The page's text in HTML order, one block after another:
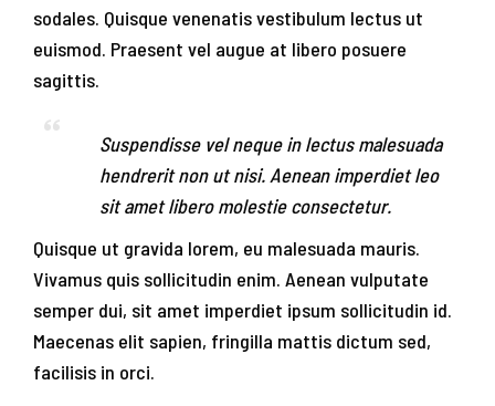
sodales. Quisque venenatis vestibulum lectus ut
euismod. Praesent vel augue at libero posuere
sagittis.
Suspendisse vel neque in lectus malesuada
hendrerit non ut nisi. Aenean imperdiet leo
sit amet libero molestie consectetur.
Quisque ut gravida lorem, eu malesuada mauris.
Vivamus quis sollicitudin enim. Aenean vulputate
semper dui, sit amet imperdiet ipsum sollicitudin id.
Maecenas elit sapien, fringilla mattis dictum sed,
facilisis in orci.